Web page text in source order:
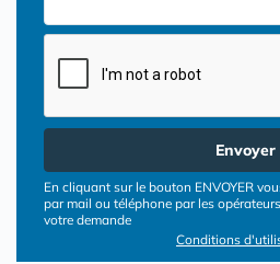
Envoyer
En cliquant sur le bouton ENVOYER
par mail ou téléphone par les
votre demande
Conditions